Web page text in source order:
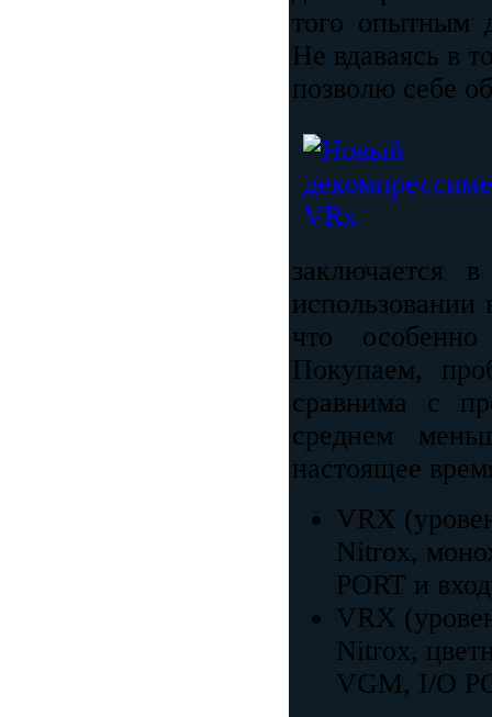
того опытным
Не вдаваясь в
позволю себе
заключается
использовании
что
Покупаем,
сравнима с
среднем
настоящее
VRX
Nitrox,
PORT и
VRX
Nitrox,
VGM, I/O